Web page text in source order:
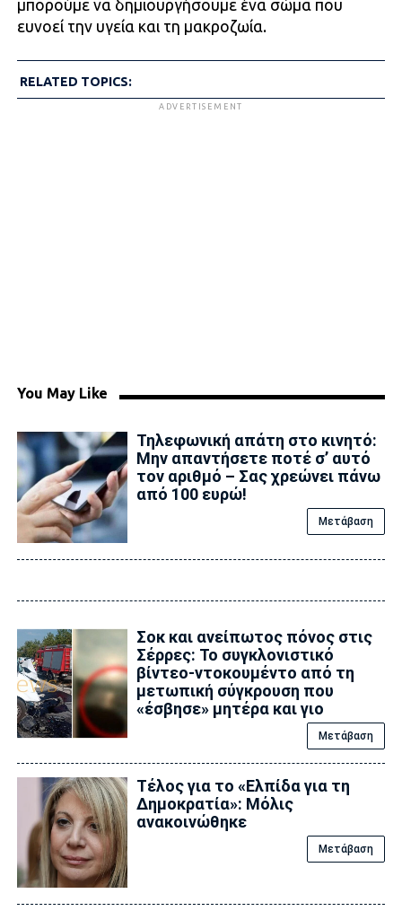
μπορούμε να δημιουργήσουμε ένα σώμα που
ευνοεί την υγεία και τη μακροζωία.
RELATED TOPICS:
ADVERTISEMENT
You May Like
Τηλεφωνική απάτη στο κινητό:
Μην απαντήσετε ποτέ σ’ αυτό
τον αριθμό – Σας χρεώνει πάνω
από 100 ευρώ!
Μετάβαση
Σοκ και ανείπωτος πόνος στις
Σέρρες: Το συγκλονιστικό
βίντεο-ντοκουμέντο από τη
μετωπική σύγκρουση που
«έσβησε» μητέρα και γιο
Μετάβαση
Τέλος για το «Ελπίδα για τη
Δημοκρατία»: Μόλις
ανακοινώθηκε
Μετάβαση